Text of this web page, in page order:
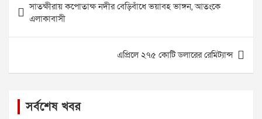
navigation
সাতক্ষীরায় কপোতাক্ষ নদীর বেড়িবাঁধে ভয়াবহ ভাঙ্গন, আতংকে
এলাকাবাসী
এপ্রিলে ২৭৫ কোটি ডলারের রেমিট্যান্স
সর্বশেষ খবর